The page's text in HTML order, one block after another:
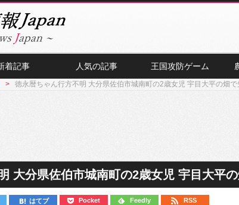
着記事 人気の記事 王国攻防ゲーム
徳永暦ちゃん行方不明 大分県佐伯市城南町の2歳女児 宇目大平の畑で
大分県佐伯市城南町の2歳女児 宇目大平
はてブ Pocket Feedly RSS